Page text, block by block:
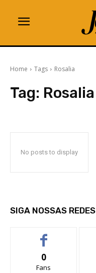
Home Tags Rosalia
Tag: Rosalia
No posts to display
SIGA NOSSAS REDES
0
Fans